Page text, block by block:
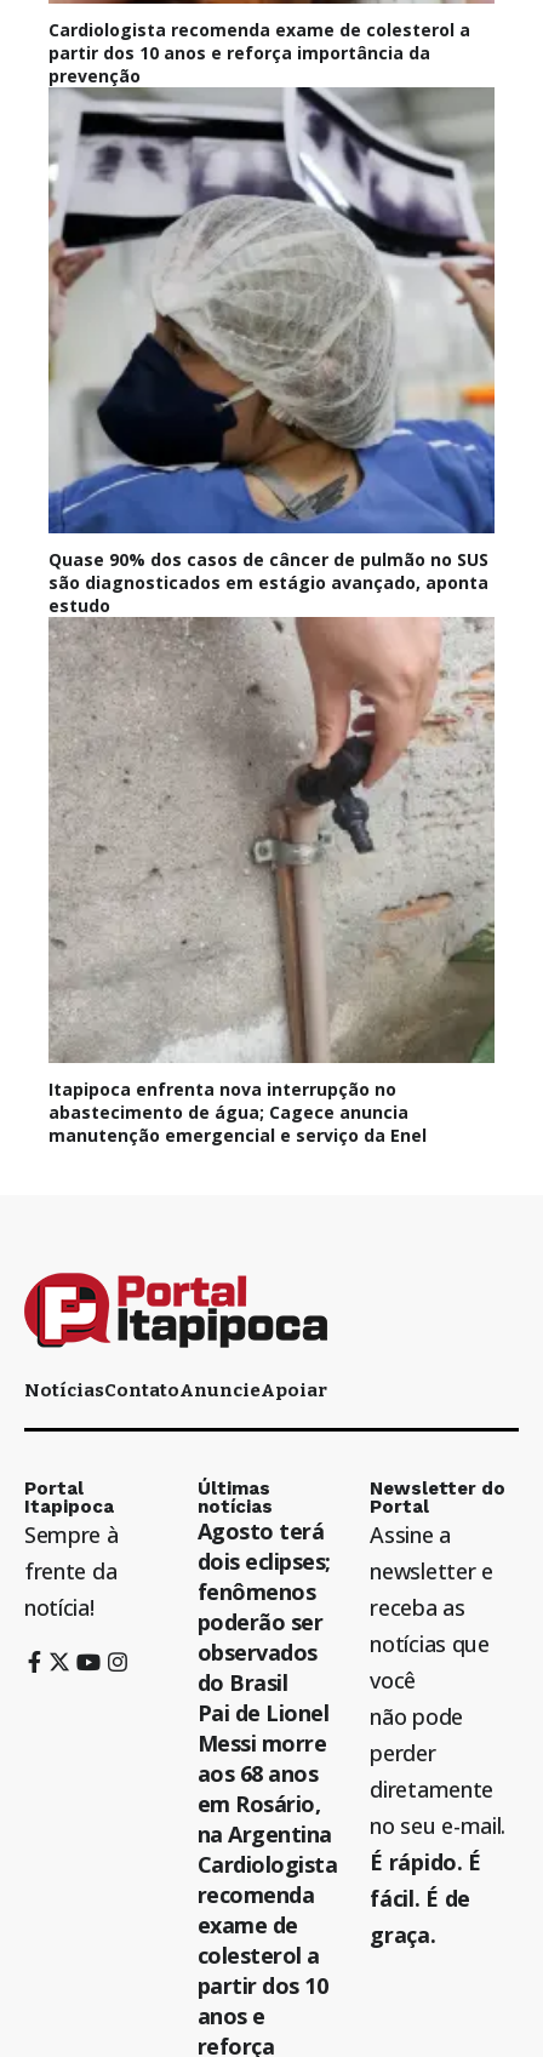
Cardiologista recomenda exame de colesterol a
partir dos 10 anos e reforça importância da
prevenção
Quase 90% dos casos de câncer de pulmão no SUS
são diagnosticados em estágio avançado, aponta
estudo
Itapipoca enfrenta nova interrupção no
abastecimento de água; Cagece anuncia
manutenção emergencial e serviço da Enel
NotíciasContatoAnuncieApoiar
Portal
Itapipoca
Sempre à
frente da
notícia!
Últimas
notícias
Agosto terá
dois eclipses;
fenômenos
poderão ser
observados
do Brasil
Pai de Lionel
Messi morre
aos 68 anos
em Rosário,
na Argentina
Cardiologista
recomenda
exame de
colesterol a
partir dos 10
anos e
reforça
Newsletter do
Portal
Assine a
newsletter e
receba as
notícias que
você
não pode
perder
diretamente
no seu e-mail.
É rápido. É
fácil. É de
graça.